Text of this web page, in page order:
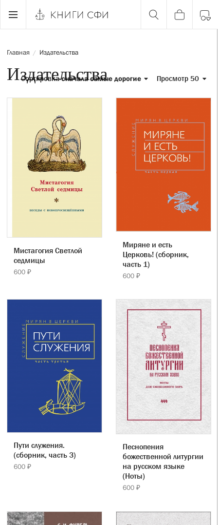
Главная / Издательства
Издательства Просмотр 50
Сортировкасначала самые дорогие
Мистагогия Светлой
седмицы
600 ₽
Миряне и есть
Церковь! (сборник,
часть 1)
600 ₽
Пути служения.
(сборник, часть 3)
600 ₽
Песнопения
божественной литургии
на русском языке
(Ноты)
600 ₽